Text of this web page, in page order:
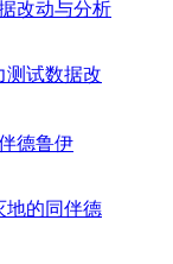
改动与分析
德鲁伊